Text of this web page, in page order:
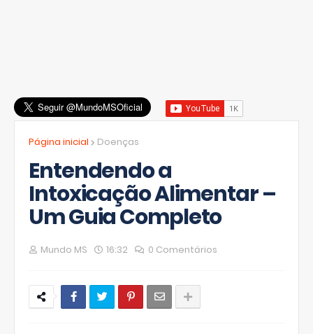
Página inicial Doenças
Entendendo a
Intoxicação Alimentar –
Um Guia Completo
Mundo MS 16:32 0 Comentários